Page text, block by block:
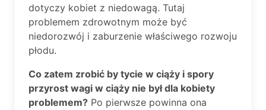
dotyczy kobiet z niedowagą. Tutaj
problemem zdrowotnym może być
niedorozwój i zaburzenie właściwego rozwoju
płodu.
Co zatem zrobić by tycie w ciąży i spory
przyrost wagi w ciąży nie był dla kobiety
problemem? Po pierwsze powinna ona